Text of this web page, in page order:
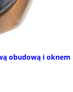
obudową i oknem